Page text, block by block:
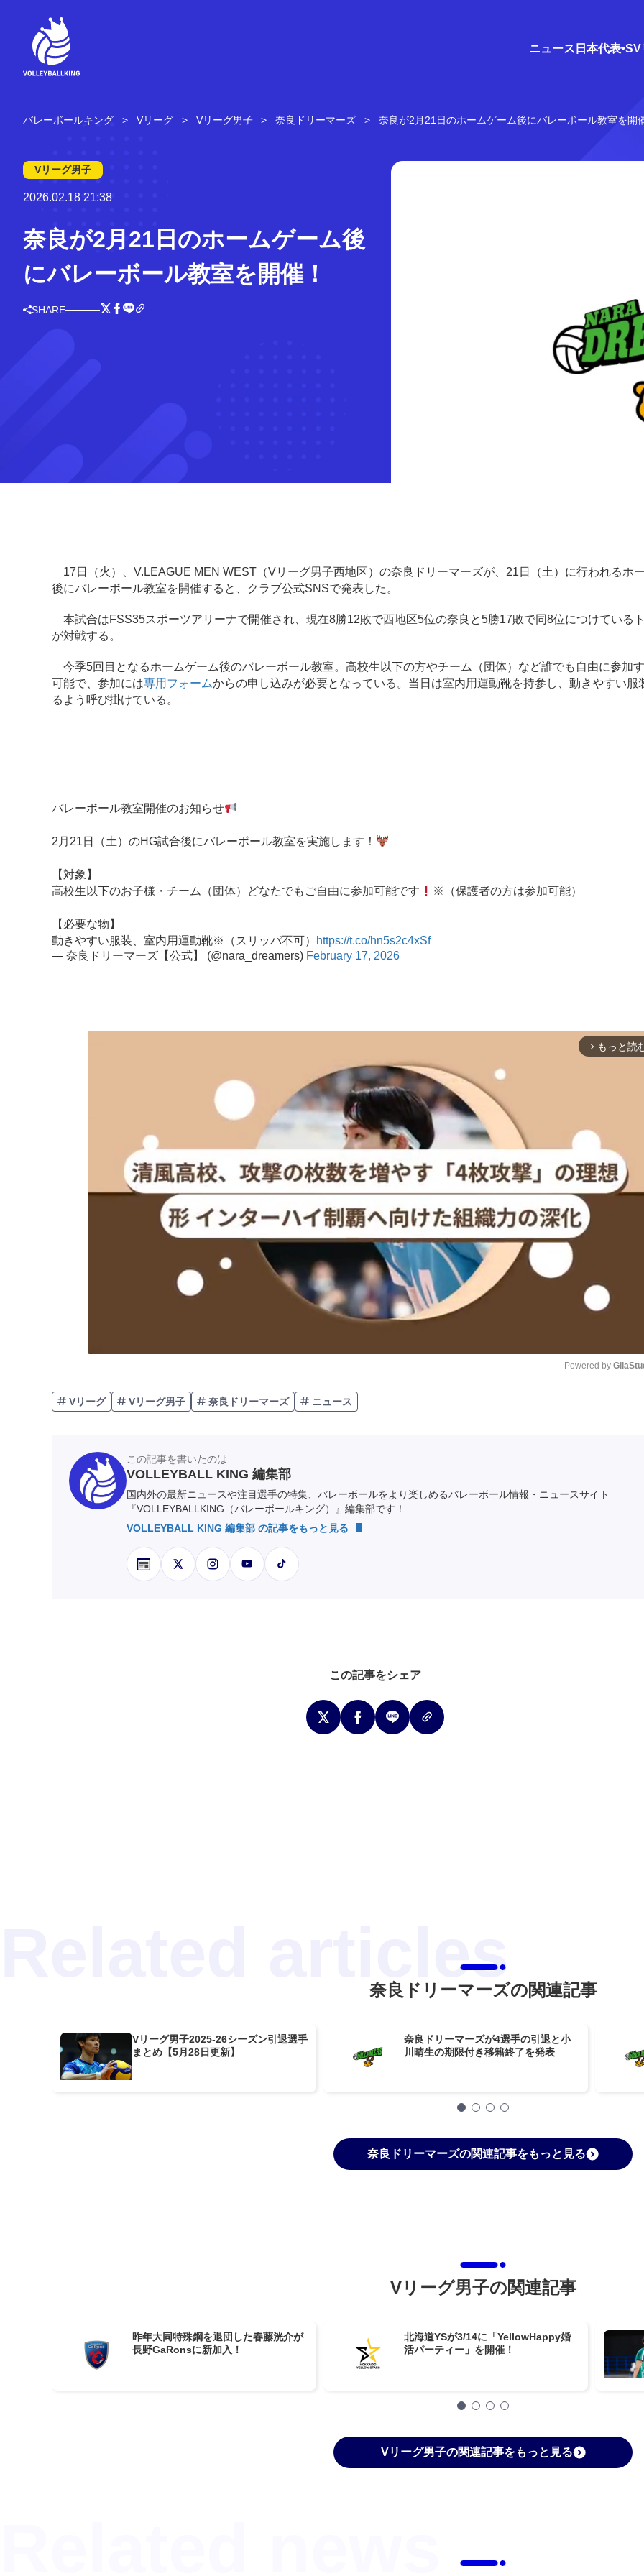
ニュース 日本代表 SV
バレーボールキング Vリーグ Vリーグ男子 奈良ドリーマーズ 奈良が2月21日のホームゲーム後にバレーボール教室を開
Vリーグ男子
2026.02.18 21:38
奈良が2月21日のホームゲーム後
にバレーボール教室を開催！
SHARE
17日（火）、V.LEAGUE MEN WEST（Vリーグ男子西地区）の奈良ドリーマーズが、21日（土）に行われるホ
後にバレーボール教室を開催すると、クラブ公式SNSで発表した。
本試合はFSS35スポーツアリーナで開催され、現在8勝12敗で西地区5位の奈良と5勝17敗で同8位につけている
が対戦する。
今季5回目となるホームゲーム後のバレーボール教室。高校生以下の方やチーム（団体）など誰でも自由に参加
可能で、参加には専用フォームからの申し込みが必要となっている。当日は室内用運動靴を持参し、動きやすい服
るよう呼び掛けている。
バレーボール教室開催のお知らせ
2月21日（土）のHG試合後にバレーボール教室を実施します！
【対象】
高校生以下のお子様・チーム（団体）どなたでもご自由に参加可能です
※（保護者の方は参加可能）
【必要な物】
動きやすい服装、室内用運動靴※（スリッパ不可）
https://t.co/hn5s2c4xSf
— 奈良ドリーマーズ【公式】 (@nara_dreamers) February 17, 2026
arrow_forward_ios もっと読
Powered by
Vリーグ Vリーグ男子 奈良ドリーマーズ ニュース
この記事を書いたのは
VOLLEYBALL KING 編集部
国内外の最新ニュースや注目選手の特集、バレーボールをより楽しめるバレーボール情報・ニュースサイト
『VOLLEYBALLKING（バレーボールキング）』編集部です！
VOLLEYBALL KING 編集部 の記事をもっと見る
この記事をシェア
奈良ドリーマーズの関連記事
Vリーグ男子2025-26シーズン引退選手
まとめ【5月28日更新】
奈良ドリーマーズが4選手の引退と小
川晴生の期限付き移籍終了を発表
奈良ドリーマーズの関連記事をもっと見る
Vリーグ男子の関連記事
昨年大同特殊鋼を退団した春藤洸介が
長野GaRonsに新加入！
北海道YSが3/14に「YellowHappy婚
活パーティー」を開催！
Vリーグ男子の関連記事をもっと見る